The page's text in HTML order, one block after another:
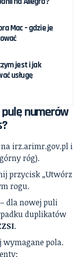
Mac – gdzie je
jest i jak
usługę
pulę numerów
irz.arimr.gov.pl i
róg).
przycisk „Utwórz
rogu.
dla nowej puli
duplikatów
.
wymagane pola.